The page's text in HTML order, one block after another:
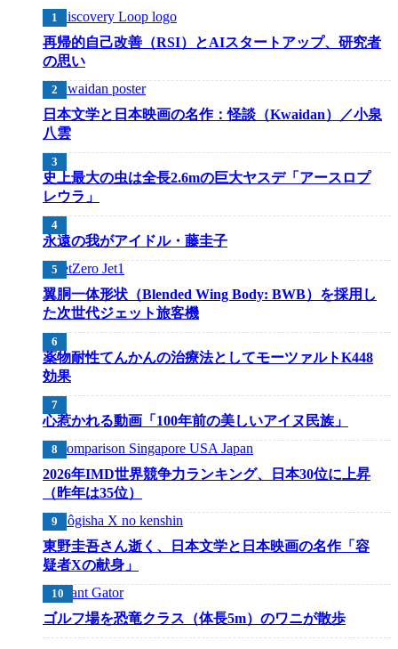
再帰的自己改善（RSI）とAIスタートアップ、研究者
の思い
日本文学と日本映画の名作：怪談（Kwaidan）／小泉
八雲
史上最大の虫は全長2.6mの巨大ヤスデ「アースロプ
レウラ」
永遠の我がアイドル・藤圭子
翼胴一体形状（Blended Wing Body: BWB）を採用し
た次世代ジェット旅客機
薬物耐性てんかんの治療法としてモーツァルトK448
効果
心惹かれる動画「100年前の美しいアイヌ民族」
2026年IMD世界競争力ランキング、日本30位に上昇
（昨年は35位）
東野圭吾さん逝く、日本文学と日本映画の名作「容
疑者Xの献身」
ゴルフ場を恐竜クラス（体長5m）のワニが散歩